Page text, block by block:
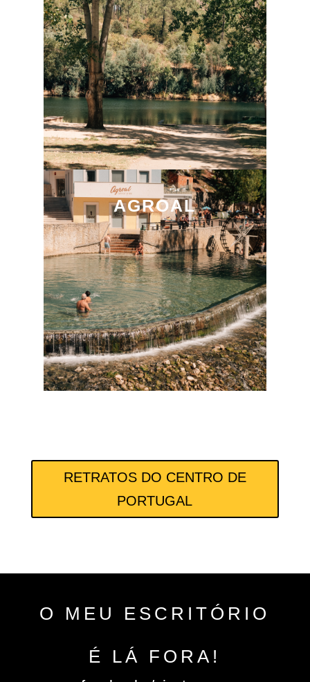
AGROAL
RETRATOS DO CENTRO DE
PORTUGAL
O MEU ESCRITÓRIO
É LÁ FORA!